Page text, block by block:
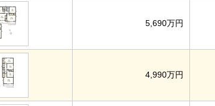
5,690万円
4,990万円